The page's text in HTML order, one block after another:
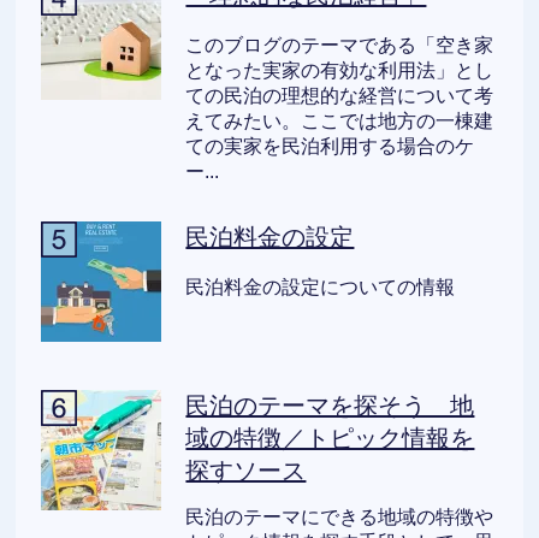
このブログのテーマである「空き家
となった実家の有効な利用法」とし
ての民泊の理想的な経営について考
えてみたい。ここでは地方の一棟建
ての実家を民泊利用する場合のケ
ー...
民泊料金の設定
民泊料金の設定についての情報
民泊のテーマを探そう 地
域の特徴／トピック情報を
探すソース
民泊のテーマにできる地域の特徴や